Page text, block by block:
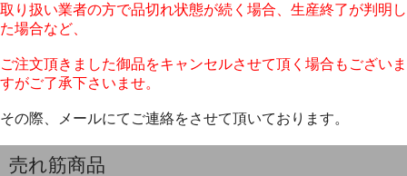
取り扱い業者の方で品切れ状態が続く場合、生産終了が判明し
た場合など、
ご注文頂きました御品をキャンセルさせて頂く場合もございま
すがご了承下さいませ。
その際、メールにてご連絡をさせて頂いております。
売れ筋商品